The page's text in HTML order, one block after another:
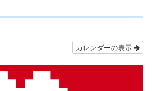
カレンダーの表示